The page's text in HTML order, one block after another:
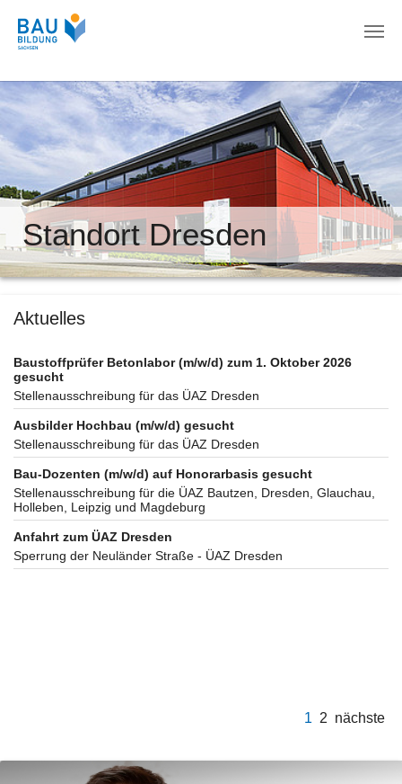
Standort Dresden
Aktuelles
Baustoffprüfer Betonlabor (m/w/d) zum 1. Oktober 2026
gesucht
Stellenausschreibung für das ÜAZ Dresden
Ausbilder Hochbau (m/w/d) gesucht
Stellenausschreibung für das ÜAZ Dresden
Bau-Dozenten (m/w/d) auf Honorarbasis gesucht
Stellenausschreibung für die ÜAZ Bautzen, Dresden, Glauchau,
Holleben, Leipzig und Magdeburg
Anfahrt zum ÜAZ Dresden
Sperrung der Neuländer Straße - ÜAZ Dresden
1 2 nächste